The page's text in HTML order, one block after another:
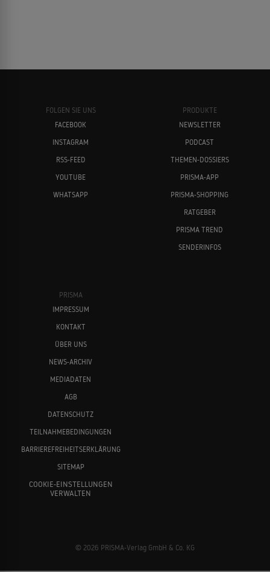
FOLGEN SIE UNS
FACEBOOK
INSTAGRAM
RSS-FEED
YOUTUBE
WHATSAPP
PRODUKTE
NEWSLETTER
PODCAST
THEMEN-DOSSIERS
PRISMA-APP
PRISMA-SHOPPING
RATGEBER
PRISMA TREND
SENDERINFOS
PRISMA
IMPRESSUM
KONTAKT
ÜBER UNS
NEWS-ARCHIV
MEDIADATEN
AGB
DATENSCHUTZ
TEILNAHMEBEDINGUNGEN
BARRIEREFREIHEITSERKLÄRUNG
SITEMAP
COOKIE-EINSTELLUNGEN
VERWALTEN
© 2026 PRISMA-Verlag GmbH & Co. KG